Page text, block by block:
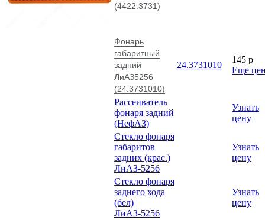
(4422.3731)
Фонарь
габаритный
задний
ЛиАЗ5256
(24.3731010)
24.3731010
145 p
Еще
Рассеиватель
фонаря задний
(НефАЗ)
Узнать
цену
Стекло фонаря
габаритов
задних (крас.)
ЛиАЗ-5256
Узнать
цену
Стекло фонаря
заднего хода
(бел)
ЛиАЗ-5256
Узнать
цену